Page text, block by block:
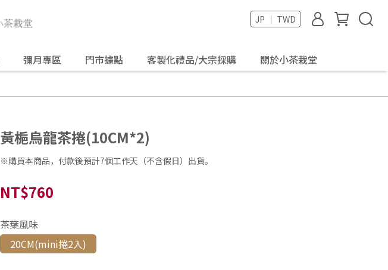
JP ｜ TWD
彌月專區 門市據點 客製化禮品/大宗採購 關於小茶栽堂
黃梔烏龍茶捲(10CM*2)
※購買本商品，付款後預計7個工作天（不含假日）出貨。
NT$760
茶葉風味
20CM(mini捲2入)